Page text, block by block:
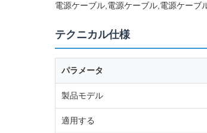
電源ケーブル,電源ケーブル,電源ケーブ
テクニカル仕様
パラメータ
製品モデル
適用する